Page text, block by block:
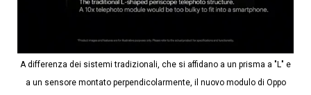
A differenza dei sistemi tradizionali, che si affidano a un prisma a "L" e
a un sensore montato perpendicolarmente, il nuovo modulo di Oppo